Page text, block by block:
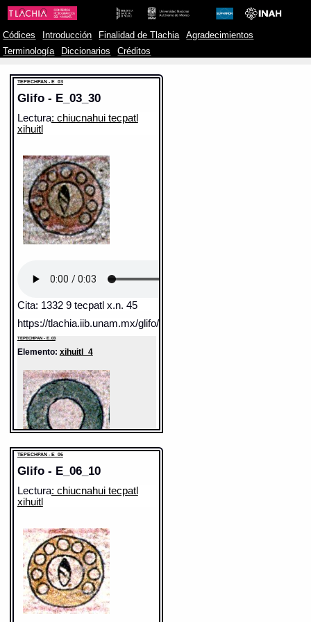
Códices Introducción Finalidad de Tlachia
Agradecimientos
Terminología
Diccionarios Créditos
TEPECHPAN - E_03
Glifo - E_03_30
Lectura: chiucnahui tecpatl
xihuitl
Cita: 1332 9 tecpatl x.n. 45
https://tlachia.iib.unam.mx/glifo/E_03_30
TEPECHPAN - E_03
Elemento: xihuitl_4
Valor fonético: xihuitl
https://tlachia.iib.unam.mx/elemento/06.01.04
TEPECHPAN - E_03
Elemento:ce
TEPECHPAN - E_06
Glifo - E_06_10
Lectura: chiucnahui tecpatl
xihuitl